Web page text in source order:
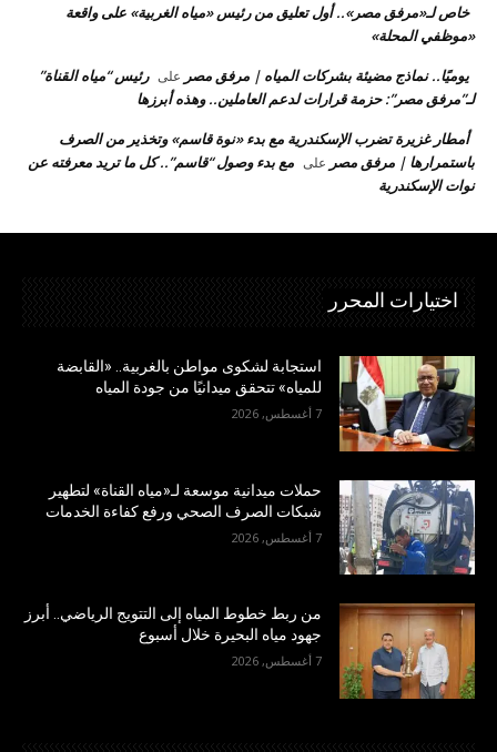
خاص لـ«مرفق مصر».. أول تعليق من رئيس «مياه الغربية» على واقعة
«موظفي المحلة»
يوميًا.. نماذج مضيئة بشركات المياه | مرفق مصر على رئيس “مياه القناة”
لـ”مرفق مصر”: حزمة قرارات لدعم العاملين.. وهذه أبرزها
أمطار غزيرة تضرب الإسكندرية مع بدء «نوة قاسم» وتخذير من الصرف
باستمرارها | مرفق مصر على مع بدء وصول “قاسم”.. كل ما تريد معرفته عن
نوات الإسكندرية
اختيارات المحرر
استجابة لشكوى مواطن بالغربية.. «القابضة
للمياه» تتحقق ميدانيًا من جودة المياه
7 أغسطس, 2026
حملات ميدانية موسعة لـ«مياه القناة» لتطهير
شبكات الصرف الصحي ورفع كفاءة الخدمات
7 أغسطس, 2026
من ربط خطوط المياه إلى التتويج الرياضي.. أبرز
جهود مياه البحيرة خلال أسبوع
7 أغسطس, 2026